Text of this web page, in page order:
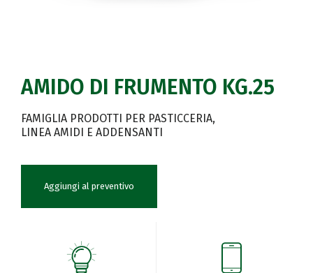
AMIDO DI FRUMENTO KG.25
FAMIGLIA PRODOTTI PER PASTICCERIA
LINEA AMIDI E ADDENSANTI
Aggiungi al preventivo